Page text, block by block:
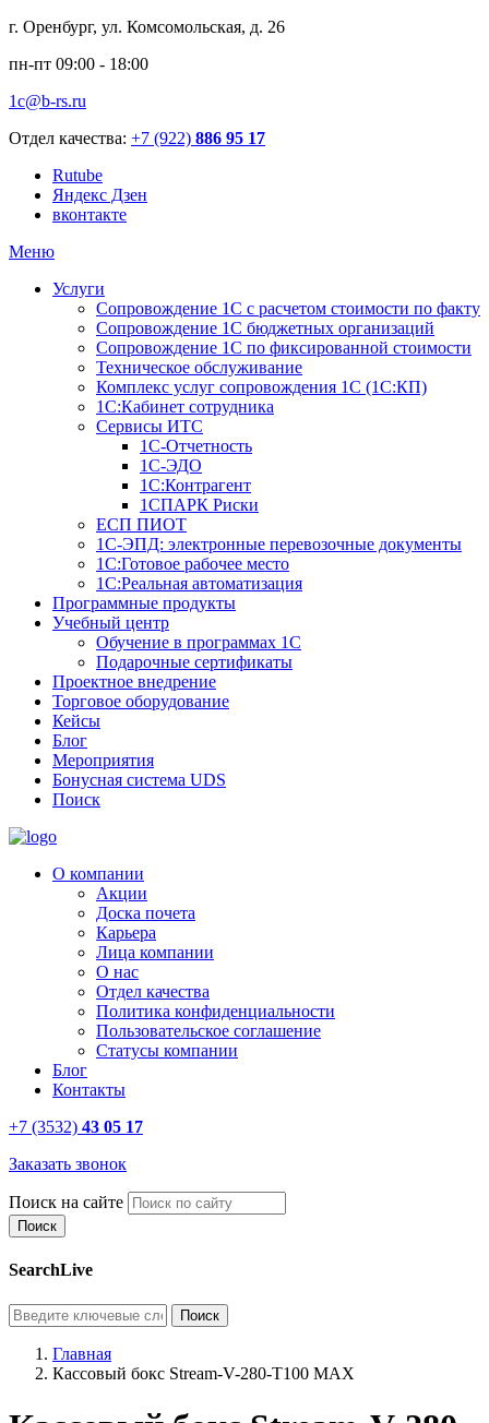
г. Оренбург, ул. Комсомольская, д. 26
пн-пт 09:00 - 18:00
1c@b-rs.ru
Отдел качества: +7 (922) 886 95 17
Rutube
Яндекс Дзен
вконтакте
Меню
Услуги
Сопровождение 1С с расчетом стоимости по факту
Сопровождение 1С бюджетных организаций
Сопровождение 1С по фиксированной стоимости
Техническое обслуживание
Комплекс услуг сопровождения 1С (1С:КП)
1С:Кабинет сотрудника
Сервисы ИТС
1С-Отчетность
1С-ЭДО
1С:Контрагент
1СПАРК Риски
ЕСП ПИОТ
1С-ЭПД: электронные перевозочные документы
1С:Готовое рабочее место
1С:Реальная автоматизация
Программные продукты
Учебный центр
Обучение в программах 1С
Подарочные сертификаты
Проектное внедрение
Торговое оборудование
Кейсы
Блог
Мероприятия
Бонусная система UDS
Поиск
О компании
Акции
Доска почета
Карьера
Лица компании
О нас
Отдел качества
Политика конфиденциальности
Пользовательское соглашение
Статусы компании
Блог
Контакты
+7 (3532) 43 05 17
Заказать звонок
Поиск на сайте
SearchLive
Главная
Кассовый бокс Stream-V-280-Т100 MAX